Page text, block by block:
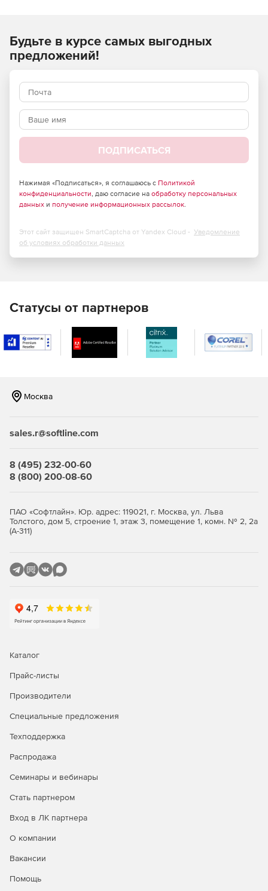
платформе iOS) резервированием множества серверов и
восстановления системы по запросу конечных
пользователей. Поставка Retrospect for Windows
клиентов – организациям не нужно специально выделять
сотрудников для управления данным решением.
Редакции Retrospect for Windows:
сетевых серверов, настольных ПК и ноутбуков с ОС
Windows, Mac и Linux с единого хост-компьютера, где
установлено ПО Retrospect. Реализована поддержка
Single Server– позволяет защищать один сервер и
Windows, Mac или Linux. Реализована поддержка
аппаратных дисковых и ленточных хранилищ.
Small Business Server
– позволяет защищать до двух
компьютера, где установлено ПО Retrospect. Редакция
ленточные хранилища.
помощью логического, сетевого и облачного
дискового хранилища.
Professional 5-Client
серверный настольный ПК Windows и до пяти
Простота в использовании и автоматизация
стратегии резервирования данных.
Самостоятельное обнаружение новых или не
приоритетное резервирование.
малому и среднему бизнесу функционал и
необходимости выделять сотрудников под управление
Гибкое резервирование и восстановление,
сетевые диски.
для небольших и средних организаций, которые могут
Будьте в курсе самых выгодных
предложений!
ПОДПИСАТЬСЯ
Нажимая «Подписаться», я соглашаюсь с Политикой
конфиденциальности, даю согласие на обработку персональных
данных и получение информационных рассылок.
Этот сайт защищен SmartCaptcha от Yandex Cloud - Уведомление
об условиях обработки данных
Статусы от партнеров
Москва
sales.r@softline.com
8 (495) 232-00-60
8 (800) 200-08-60
ПАО «Софтлайн». Юр. адрес: 119021, г. Москва, ул. Льва
Толстого, дом 5, строение 1, этаж 3, помещение 1, комн. № 2, 2а
(А-311)
Каталог
Прайс-листы
Производители
Специальные предложения
Техподдержка
Распродажа
Семинары и вебинары
Стать партнером
Вход в ЛК партнера
О компании
Вакансии
Помощь